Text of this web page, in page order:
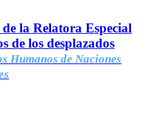
la Relatora Especial
de los desplazados
Humanos de Naciones